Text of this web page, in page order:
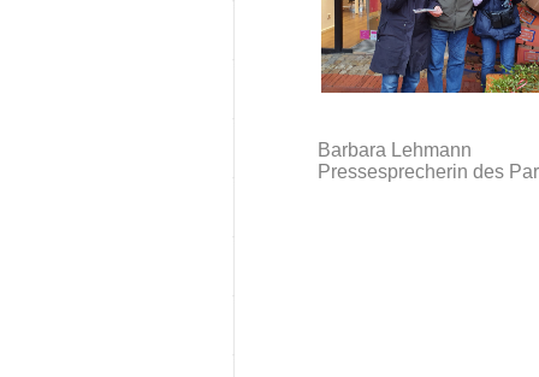
Barbara Lehmann
Pressesprecherin des